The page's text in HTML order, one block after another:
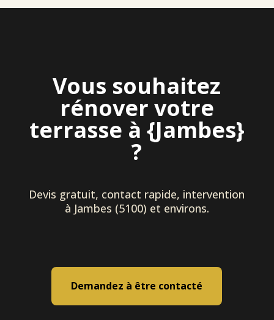
Vous souhaitez
rénover votre
terrasse à {Jambes}
?
Devis gratuit, contact rapide, intervention
à Jambes (5100) et environs.
Demandez à être contacté